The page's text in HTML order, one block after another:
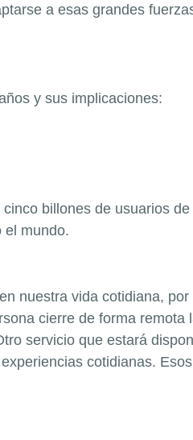
a esas grandes
y sus implicaciones:
billones de usuarios
el mundo.
nuestra vida cotidiana,
cierre de forma
servicio que estará
cotidianas.